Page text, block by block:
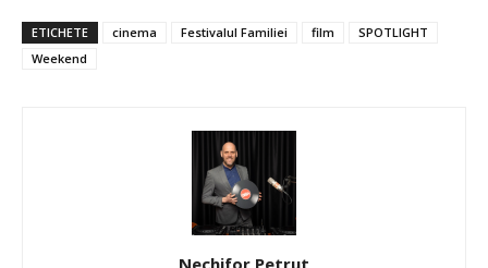
ETICHETE cinema Festivalul Familiei film
SPOTLIGHT
Weekend
Nechifor Petrut